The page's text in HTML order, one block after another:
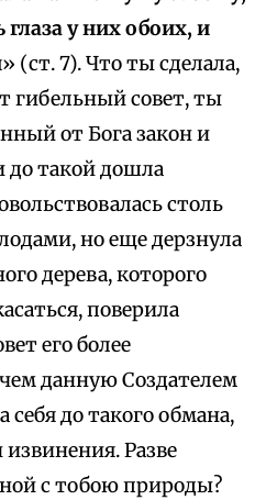
у них обоих, и
» (ст. 7). Что ты сделала,
гибельный совет, ты
от Бога закон и
до такой дошла
столь
но еще дерзнула
дерева, которого
поверила
его более
данную Создателем
себя до такого обмана,
Разве
с тобою природы?